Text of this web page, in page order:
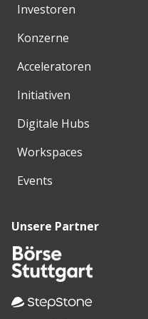
Investoren
Konzerne
Acceleratoren
Initiativen
Digitale Hubs
Workspaces
Events
Unsere Partner